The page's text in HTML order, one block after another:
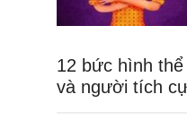
12 bức hình
và người tích